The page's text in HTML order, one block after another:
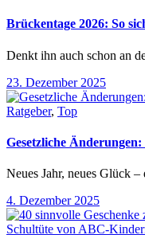
Brückentage 2026: So
Denkt ihn auch schon an
23. Dezember 2025
Ratgeber, Top
Gesetzliche
Neues Jahr, neues Glück
4. Dezember 2025